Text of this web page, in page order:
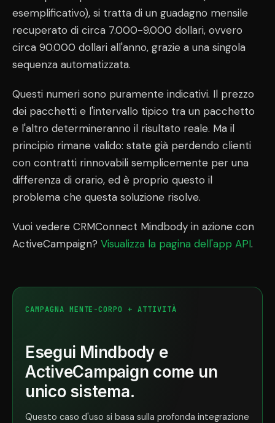
esemplificativo), si tratta di un guadagno mensile
recuperato di circa 7.000-9.000 dollari, ovvero
circa 90.000 dollari all'anno, grazie a una singola
sequenza automatizzata.
Questi numeri sono puramente indicativi. Il prezzo
dei pacchetti e l'intervallo tipico tra un pacchetto
e l'altro determineranno il risultato reale. Ma il
principio rimane valido: state già perdendo clienti
con contratti rinnovabili semplicemente per una
differenza di orario, ed è proprio questo il
problema che questa soluzione risolve.
Vuoi vedere CRMConnect Mindbody in azione con
ActiveCampaign? Visualizza la pagina dell'app API.
CAMPAGNA MENTE-CORPO + ATTIVITÀ
Esegui Mindbody e
ActiveCampaign come un
unico sistema.
Questo caso d'uso si basa sulla profonda integrazione